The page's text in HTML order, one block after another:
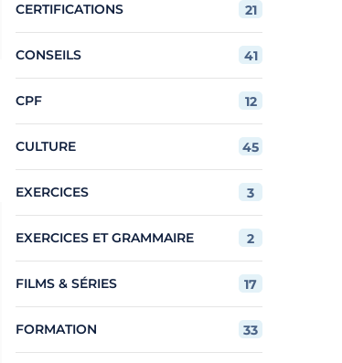
CERTIFICATIONS 21
CONSEILS 41
CPF 12
CULTURE 45
EXERCICES 3
EXERCICES ET GRAMMAIRE 2
FILMS & SÉRIES 17
FORMATION 33